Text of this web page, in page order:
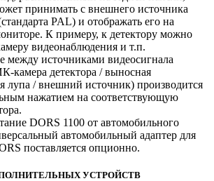
принимать с внешнего источника
PAL) и отображать его на
К примеру, к детектору можно
видеонаблюдения и т.п.
между источниками видеосигнала
камера детектора / выносная
лупа / внешний источник) производится
нажатием на соответствующую
DORS 1100 от автомобильного
автомобильный адаптер для
поставляется опционно.
УСТРОЙСТВ